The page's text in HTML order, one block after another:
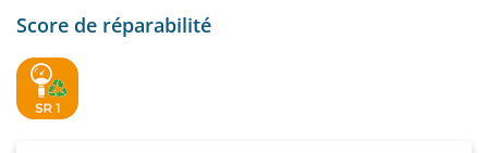
Score de réparabilité